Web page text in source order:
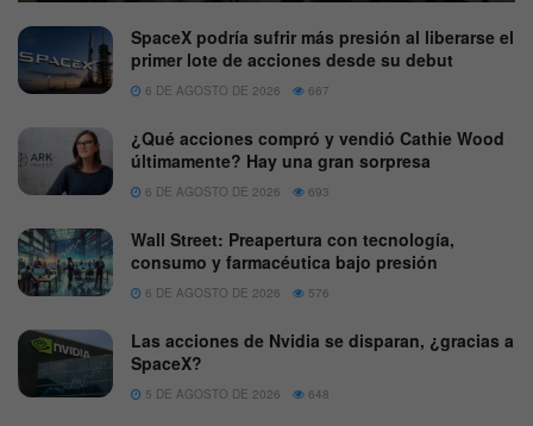
SpaceX podría sufrir más presión al liberarse el
primer lote de acciones desde su debut
6 DE AGOSTO DE 2026 667
¿Qué acciones compró y vendió Cathie Wood
últimamente? Hay una gran sorpresa
6 DE AGOSTO DE 2026 693
Wall Street: Preapertura con tecnología,
consumo y farmacéutica bajo presión
6 DE AGOSTO DE 2026 576
Las acciones de Nvidia se disparan, ¿gracias a
SpaceX?
5 DE AGOSTO DE 2026 648